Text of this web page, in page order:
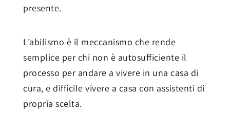
presente.
L’abilismo è il meccanismo che rende
semplice per chi non è autosufficiente il
processo per andare a vivere in una casa di
cura, e difficile vivere a casa con assistenti di
propria scelta.